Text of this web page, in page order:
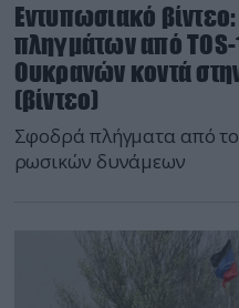
Εντυπωσιακό
πληγμάτων από
Ουκρανών κοντά
(βίντεο)
Σφοδρά πλήγματα από
ρωσικών δυνάμεων